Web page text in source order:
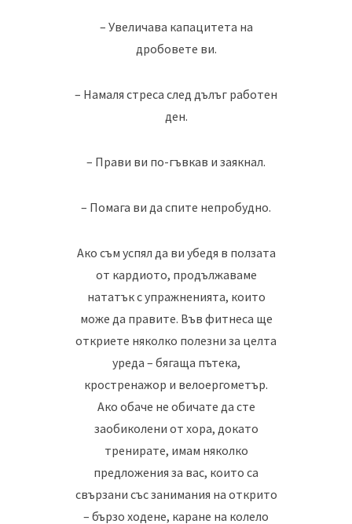
– Увеличава капацитета на
дробовете ви.
– Намаля стреса след дълъг работен
ден.
– Прави ви по-гъвкав и заякнал.
– Помага ви да спите непробудно.
Ако съм успял да ви убедя в ползата
от кардиото, продължаваме
нататък с упражненията, които
може да правите. Във фитнеса ще
откриете няколко полезни за целта
уреда – бягаща пътека,
кростренажор и велоергометър.
Ако обаче не обичате да сте
заобиколени от хора, докато
тренирате, имам няколко
предложения за вас, които са
свързани със занимания на открито
– бързо ходене, каране на колело